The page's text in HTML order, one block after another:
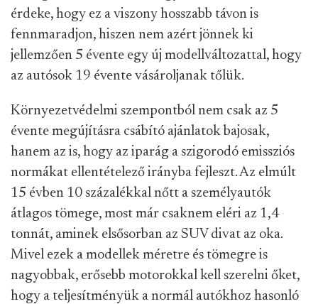
érdeke, hogy ez a viszony hosszabb távon is
fennmaradjon, hiszen nem azért jönnek ki
jellemzően 5 évente egy új modellváltozattal, hogy
az autósok 19 évente vásároljanak tőlük.
Környezetvédelmi szempontból nem csak az 5
évente megújításra csábító ajánlatok bajosak,
hanem az is, hogy az iparág a szigorodó emissziós
normákat ellentételező irányba fejleszt. Az elmúlt
15 évben 10 százalékkal nőtt a személyautók
átlagos tömege, most már csaknem eléri az 1,4
tonnát, aminek elsősorban az SUV divat az oka.
Mivel ezek a modellek méretre és tömegre is
nagyobbak, erősebb motorokkal kell szerelni őket,
hogy a teljesítményük a normál autókhoz hasonló